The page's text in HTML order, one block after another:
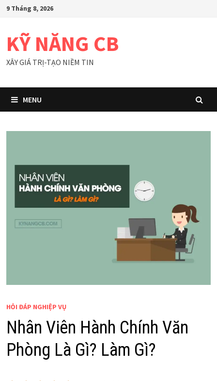
Skip
content
9 Tháng 8, 2026
KỸ NĂNG CB
XÂY GIÁ TRỊ-TẠO NIỀM TIN
MENU
HỎI ĐÁP NGHIỆP VỤ
Nhân Viên Hành Chính Văn
Phòng Là Gì? Làm Gì?